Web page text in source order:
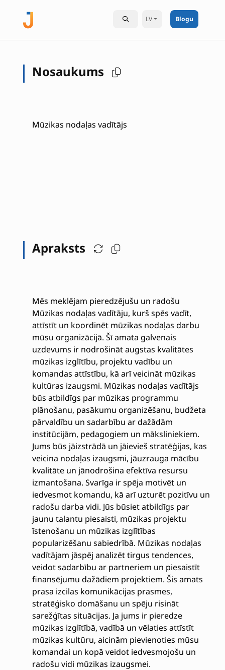
LV Blogu
Nosaukums
Mūzikas nodaļas vadītājs
Apraksts
Mēs meklējam pieredzējušu un radošu
Mūzikas nodaļas vadītāju, kurš spēs vadīt,
attīstīt un koordinēt mūzikas nodaļas darbu
mūsu organizācijā. Šī amata galvenais
uzdevums ir nodrošināt augstas kvalitātes
mūzikas izglītību, projektu vadību un
komandas attīstību, kā arī veicināt mūzikas
kultūras izaugsmi. Mūzikas nodaļas vadītājs
būs atbildīgs par mūzikas programmu
plānošanu, pasākumu organizēšanu, budžeta
pārvaldību un sadarbību ar dažādām
institūcijām, pedagogiem un māksliniekiem.
Jums būs jāizstrādā un jāievieš stratēģijas, kas
veicina nodaļas izaugsmi, jāuzrauga mācību
kvalitāte un jānodrošina efektīva resursu
izmantošana. Svarīga ir spēja motivēt un
iedvesmot komandu, kā arī uzturēt pozitīvu un
radošu darba vidi. Jūs būsiet atbildīgs par
jaunu talantu piesaisti, mūzikas projektu
īstenošanu un mūzikas izglītības
popularizēšanu sabiedrībā. Mūzikas nodaļas
vadītājam jāspēj analizēt tirgus tendences,
veidot sadarbību ar partneriem un piesaistīt
finansējumu dažādiem projektiem. Šis amats
prasa izcilas komunikācijas prasmes,
stratēģisko domāšanu un spēju risināt
sarežģītas situācijas. Ja jums ir pieredze
mūzikas izglītībā, vadībā un vēlaties attīstīt
mūzikas kultūru, aicinām pievienoties mūsu
komandai un kopā veidot iedvesmojošu un
radošu vidi mūzikas izaugsmei.